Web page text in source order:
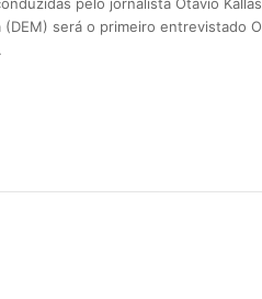
será o primeiro entrevistado O